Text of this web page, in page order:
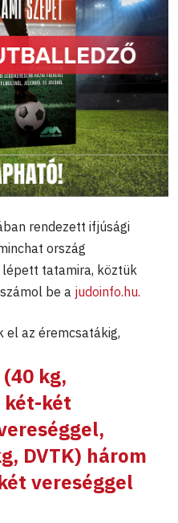
rendezett ifjúsági
ország
lépett tatamira, köztük
be a judoinfo.hu.
az éremcsatákig,
kg,
két-két
DVTK) három
vereséggel